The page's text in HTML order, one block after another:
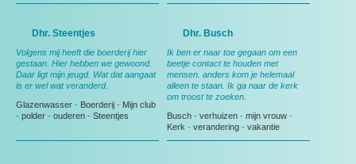
Dhr. Steentjes
Volgens mij heeft die boerderij hier
gestaan. Hier hebben we gewoond.
Daar ligt mijn jeugd. Wat dat aangaat
is er wel wat veranderd.
Glazenwasser - Boerderij - Mijn club
- polder - ouderen - Steentjes
Dhr. Busch
Ik ben er naar toe gegaan om een
beetje contact te houden met
mensen. anders kom je helemaal
alleen te staan. Ik ga naar de kerk
om troost te zoeken.
Busch - verhuizen - mijn vrouw -
Kerk - verandering - vakantie